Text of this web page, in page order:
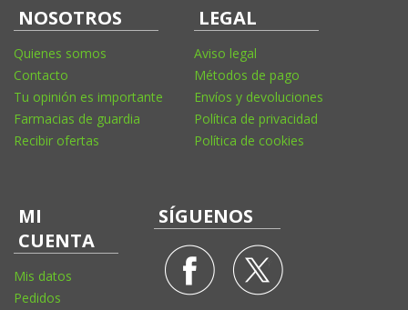
NOSOTROS
Quienes somos
Contacto
Tu opinión es importante
Farmacias de guardia
Recibir ofertas
LEGAL
Aviso legal
Métodos de pago
Envíos y devoluciones
Política de privacidad
Política de cookies
MI
CUENTA
Mis datos
Pedidos
SÍGUENOS